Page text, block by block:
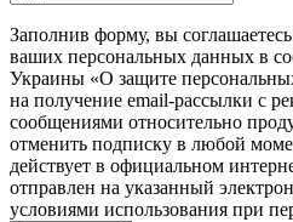
Заполнив форму, вы
ваших персональных данных в
Украины «О защите
на получение email-рассылки с
сообщениями относительно
отменить подписку в любой
действует в официальном
отправлен на указанный
условиями использования при